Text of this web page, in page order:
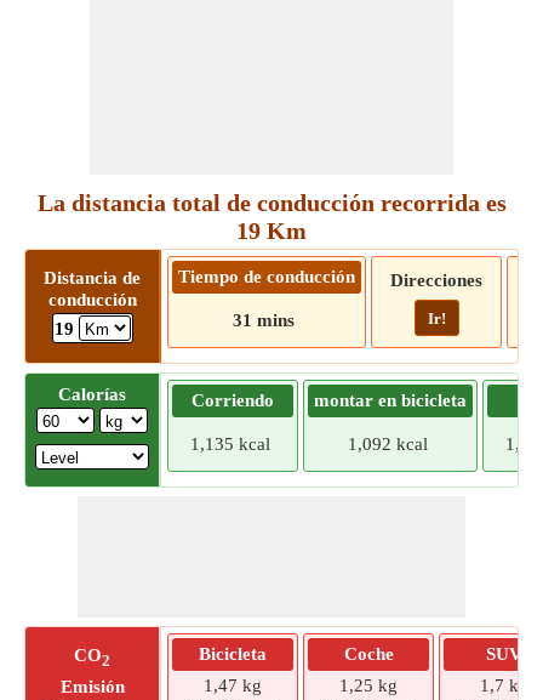
La distancia total de conducción recorrida es
19 Km
Distancia de
conducción
19
Tiempo de conducción
31 mins
Direcciones
Ir!
Calorías Corriendo
1,135 kcal
montar en bicicleta
1,092 kcal
CO2
Emisión
Bicicleta
1,47 kg
Coche
1,25 kg
SUV
1,7 kg